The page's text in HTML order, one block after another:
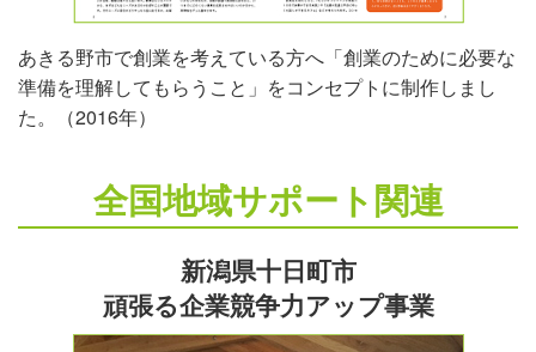
あきる野市で創業を考えている方へ「創業のために必要な
準備を理解してもらうこと」をコンセプトに制作しまし
た。（2016年）
全国地域サポート関連
新潟県十日町市
頑張る企業競争力アップ事業